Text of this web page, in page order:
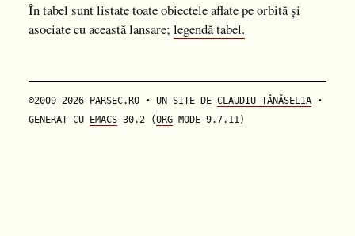
În tabel sunt listate toate obiectele aflate pe orbită și
asociate cu această lansare; legendă tabel.
©2009-2026 PARSEC.RO • UN SITE DE CLAUDIU TĂNĂSELIA•
GENERAT CU
EMACS30.2 (ORGMODE 9.7.11)